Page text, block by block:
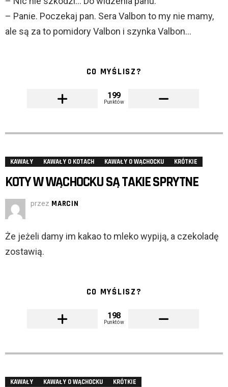
– Panie. Poczekaj pan. Sera Valbon to my nie mamy,
ale są za to pomidory Valbon i szynka Valbon…
CO MYŚLISZ?
199
Punktów
KAWAŁY KAWAŁY O KOTACH KAWAŁY O WĄCHOCKU KRÓTKIE
KOTY W WĄCHOCKU SĄ TAKIE SPRYTNE
przez MARCIN
Że jeżeli damy im kakao to mleko wypiją, a czekoladę
zostawią.
CO MYŚLISZ?
198
Punktów
KAWAŁY KAWAŁY O WĄCHOCKU KRÓTKIE